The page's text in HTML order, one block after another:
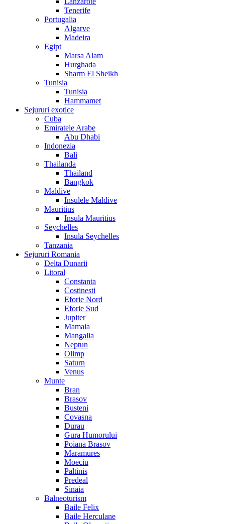
Tenerife
Portugalia
Algarve
Madeira
Egipt
Marsa Alam
Hurghada
Sharm El Sheikh
Tunisia
Tunisia
Hammamet
Sejururi exotice
Cuba
Emiratele Arabe
Abu Dhabi
Indonezia
Bali
Thailanda
Thailand
Bangkok
Maldive
Insulele Maldive
Mauritius
Insula Mauritius
Seychelles
Insula Seychelles
Tanzania
Sejururi Romania
Delta Dunarii
Litoral
Constanta
Costinesti
Eforie Nord
Eforie Sud
Jupiter
Mamaia
Mangalia
Neptun
Olimp
Saturn
Venus
Munte
Bran
Brasov
Busteni
Covasna
Durau
Gura Humorului
Poiana Brasov
Maramures
Moeciu
Paltinis
Predeal
Sinaia
Balneoturism
Baile Felix
Baile Herculane